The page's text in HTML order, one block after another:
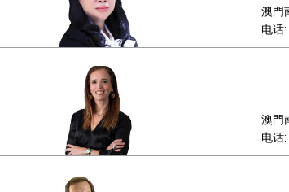
澳門
电话:
澳門
电话: